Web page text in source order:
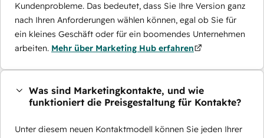
Kundenprobleme. Das bedeutet, dass Sie Ihre Version ganz
nach Ihren Anforderungen wählen können, egal ob Sie für
ein kleines Geschäft oder für ein boomendes Unternehmen
arbeiten. Mehr über Marketing Hub erfahren
Was sind Marketingkontakte, und wie
funktioniert die Preisgestaltung für Kontakte?
Unter diesem neuen Kontaktmodell können Sie jeden Ihrer